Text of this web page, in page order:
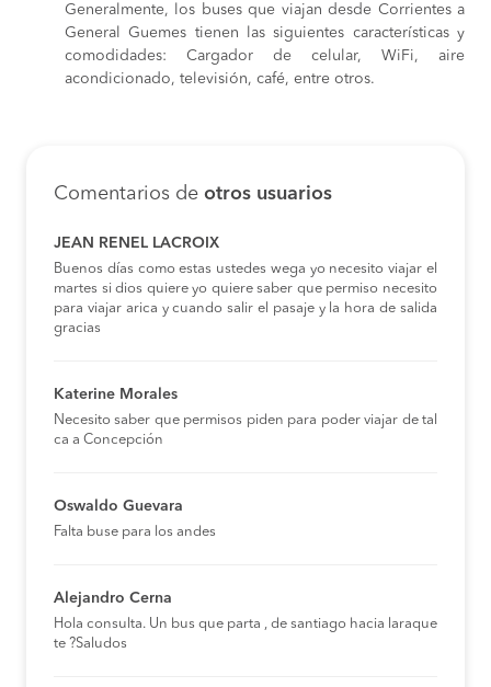
Generalmente, los buses que viajan desde Corrientes a
General Guemes tienen las siguientes características y
comodidades: Cargador de celular, WiFi, aire
acondicionado, televisión, café, entre otros.
Comentarios de otros usuarios
JEAN RENEL LACROIX
Buenos días como estas ustedes wega yo necesito viajar el
martes si dios quiere yo quiere saber que permiso necesito
para viajar arica y cuando salir el pasaje y la hora de salida
gracias
Katerine Morales
Necesito saber que permisos piden para poder viajar de tal
ca a Concepción
Oswaldo Guevara
Falta buse para los andes
Alejandro Cerna
Hola consulta. Un bus que parta , de santiago hacia laraque
te ?Saludos